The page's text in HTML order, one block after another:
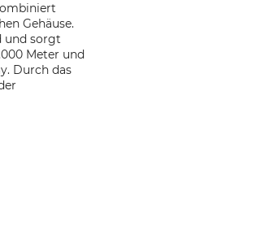
Gehäuse.
und sorgt
Meter und
Durch das